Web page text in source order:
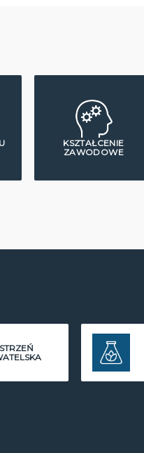
KSZTAŁCENIE
ZAWODOWE